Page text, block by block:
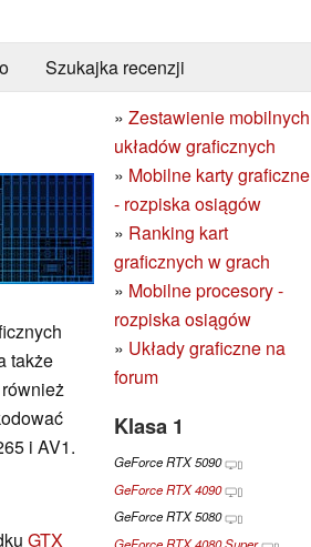
Szukajka recenzji
także
i AV1.
GTX
» Zestawienie mobilnych
układów graficznych
» Mobilne karty graficzne
- rozpiska osiągów
» Ranking kart
graficznych w grach
» Mobilne procesory -
rozpiska osiągów
» Układy graficzne na
forum
Klasa 1
GeForce RTX 5090
GeForce RTX 4090
GeForce RTX 5080